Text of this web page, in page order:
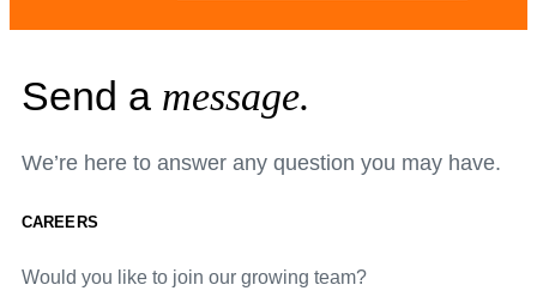
Send a message.
We’re here to answer any question you may have.
CAREERS
Would you like to join our growing team?